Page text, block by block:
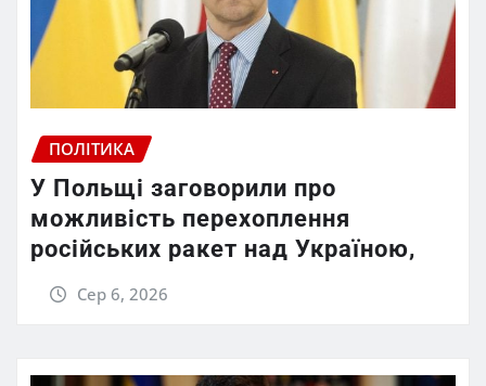
ПОЛІТИКА
У Польщі заговорили про
можливість перехоплення
російських ракет над Україною,
Сер 6, 2026